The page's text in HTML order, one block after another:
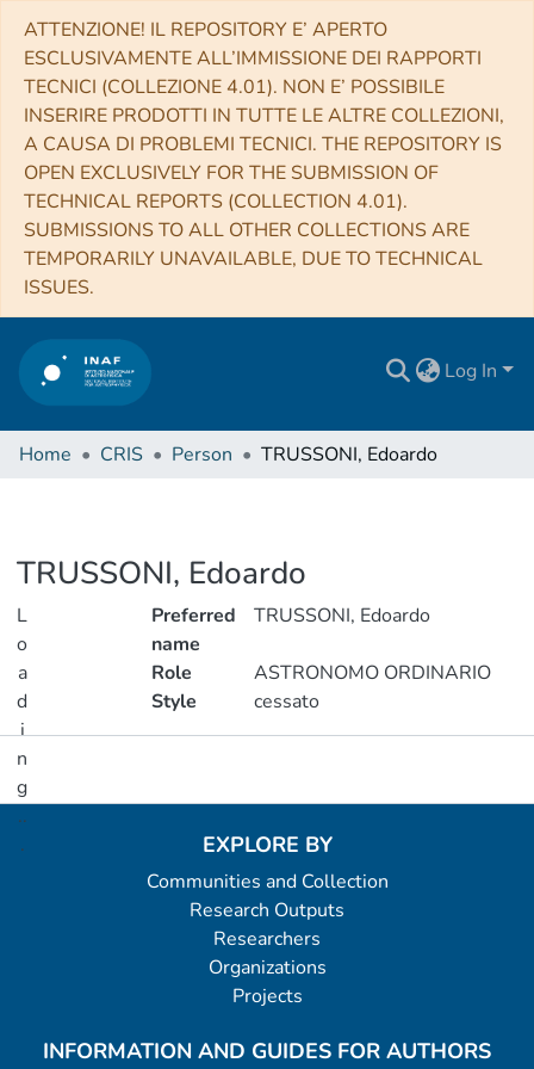
ATTENZIONE! IL REPOSITORY E’ APERTO
ESCLUSIVAMENTE ALL’IMMISSIONE DEI RAPPORTI
TECNICI (COLLEZIONE 4.01). NON E’ POSSIBILE
INSERIRE PRODOTTI IN TUTTE LE ALTRE COLLEZIONI,
A CAUSA DI PROBLEMI TECNICI. THE REPOSITORY IS
OPEN EXCLUSIVELY FOR THE SUBMISSION OF
TECHNICAL REPORTS (COLLECTION 4.01).
SUBMISSIONS TO ALL OTHER COLLECTIONS ARE
TEMPORARILY UNAVAILABLE, DUE TO TECHNICAL
ISSUES.
Log In
Home CRIS Person TRUSSONI, Edoardo
TRUSSONI, Edoardo
L
o
a
d
i
n
g
..
.
Preferred
name
TRUSSONI, Edoardo
Role
ASTRONOMO ORDINARIO
Style
cessato
EXPLORE BY
Communities and Collection
Research Outputs
Researchers
Organizations
Projects
INFORMATION AND GUIDES FOR AUTHORS